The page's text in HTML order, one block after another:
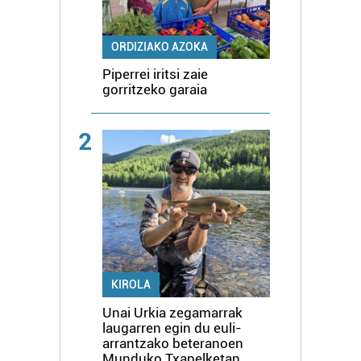
ORDIZIAKO AZOKA
Piperrei iritsi zaie
gorritzeko garaia
2
KIROLA
Unai Urkia zegamarrak
laugarren egin du euli-
arrantzako beteranoen